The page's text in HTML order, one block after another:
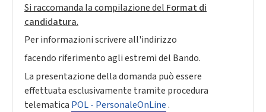
Si raccomanda la compilazione del Format di
candidatura.
Per informazioni scrivere all'indirizzo
facendo riferimento agli estremi del Bando.
La presentazione della domanda può essere
effettuata esclusivamente tramite procedura
telematica POL - PersonaleOnLine.